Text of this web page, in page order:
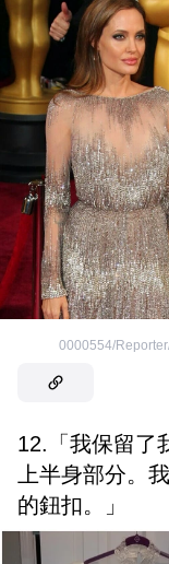
0000554/
12.「我保留了
上半身部分。
的鈕扣。」